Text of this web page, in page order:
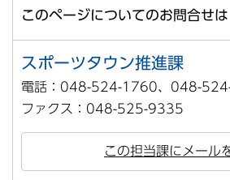
このページについてのお問合せは
スポーツタウン推進課
電話：048-524-1760、048-
ファクス：048-525-9335
この担当課にメール